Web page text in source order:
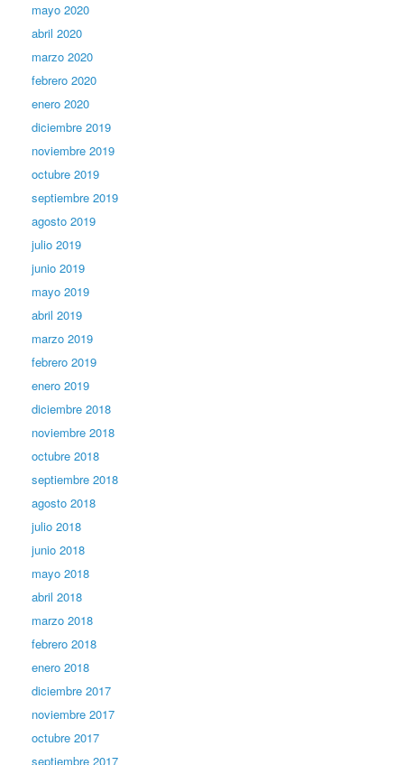
mayo 2020
abril 2020
marzo 2020
febrero 2020
enero 2020
diciembre 2019
noviembre 2019
octubre 2019
septiembre 2019
agosto 2019
julio 2019
junio 2019
mayo 2019
abril 2019
marzo 2019
febrero 2019
enero 2019
diciembre 2018
noviembre 2018
octubre 2018
septiembre 2018
agosto 2018
julio 2018
junio 2018
mayo 2018
abril 2018
marzo 2018
febrero 2018
enero 2018
diciembre 2017
noviembre 2017
octubre 2017
septiembre 2017